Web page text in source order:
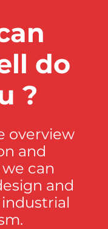
do
?
overview
and
can
and